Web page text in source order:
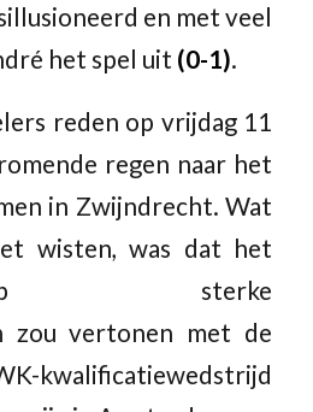
en met veel
het spel uit (0-1).
reden op vrijdag 11
regen naar het
in Zwijndrecht. Wat
wisten, was dat het
sterke
zou vertonen met de
kwalificatiewedstrijd